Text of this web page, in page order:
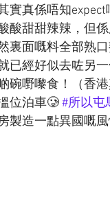
實真係唔知
酸甜甜辣辣，但
裏面嘅料全部熟
已經好似去咗另
碗嘢嚟食！（香
位泊車🥲 #所以屯
製造一點異國嘅風